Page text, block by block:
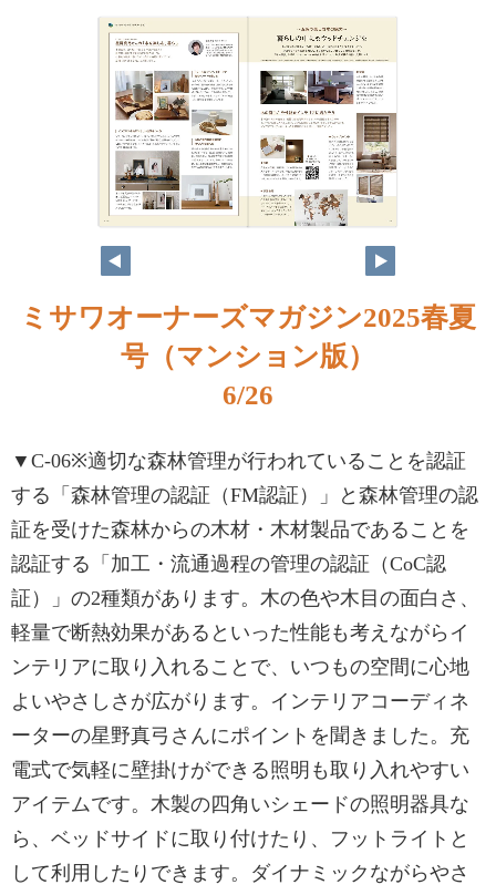
ミサワオーナーズマガジン2025春夏
号（マンション版）
6/26
▼C-06※適切な森林管理が行われていることを認証
する「森林管理の認証（FM認証）」と森林管理の認
証を受けた森林からの木材・木材製品であることを
認証する「加工・流通過程の管理の認証（CoC認
証）」の2種類があります。木の色や木目の面白さ、
軽量で断熱効果があるといった性能も考えながらイ
ンテリアに取り入れることで、いつもの空間に心地
よいやさしさが広がります。インテリアコーディネ
ーターの星野真弓さんにポイントを聞きました。充
電式で気軽に壁掛けができる照明も取り入れやすい
アイテムです。木製の四角いシェードの照明器具な
ら、ベッドサイドに取り付けたり、フットライトと
して利用したりできます。ダイナミックながらやさ